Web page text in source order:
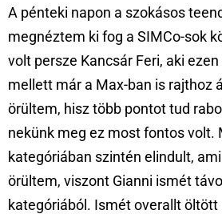
A pénteki napon a szokásos
megnéztem ki fog a SIMCo-sok
volt persze Kancsár Feri, aki
mellett már a Max-ban is rajthoz
örültem, hisz több pontot tud
nekünk meg ez most fontos volt.
kategóriában szintén elindult,
örültem, viszont Gianni ismét
kategóriából. Ismét overallt öltött